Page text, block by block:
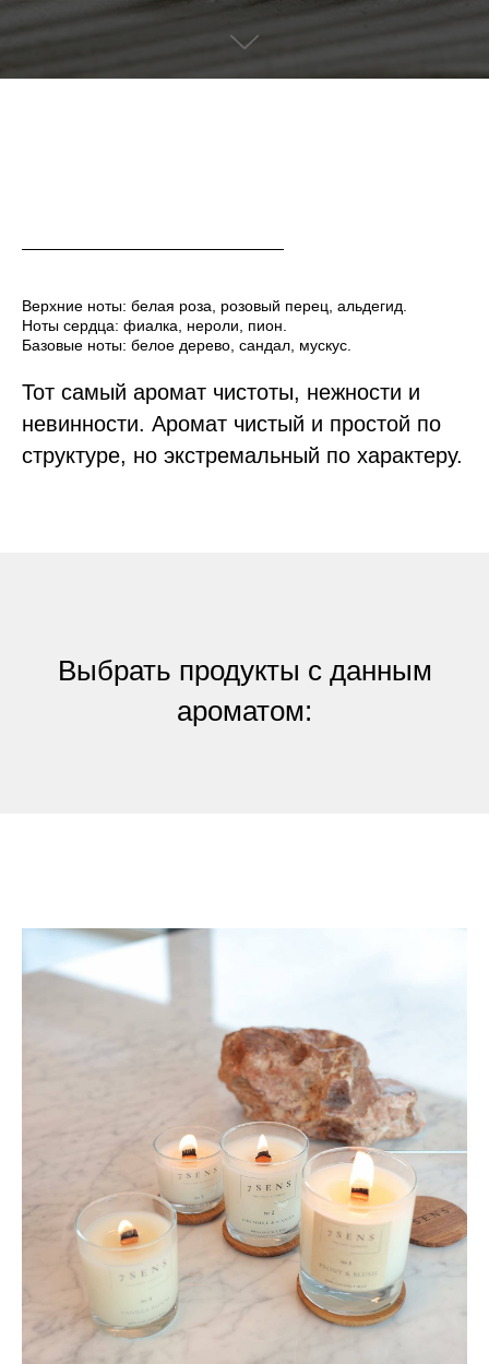
Верхние ноты: белая роза, розовый перец, альдегид.
Ноты сердца: фиалка, нероли, пион.
Базовые ноты: белое дерево, сандал, мускус.
Тот самый аромат чистоты, нежности и
невинности. Аромат чистый и простой по
структуре, но экстремальный по характеру.
Выбрать продукты с данным
ароматом: